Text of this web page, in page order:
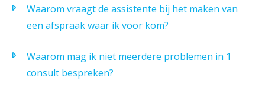
Waarom vraagt de assistente bij het maken van
een afspraak waar ik voor kom?
Waarom mag ik niet meerdere problemen in 1
consult bespreken?